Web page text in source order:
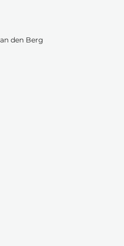
den Berg